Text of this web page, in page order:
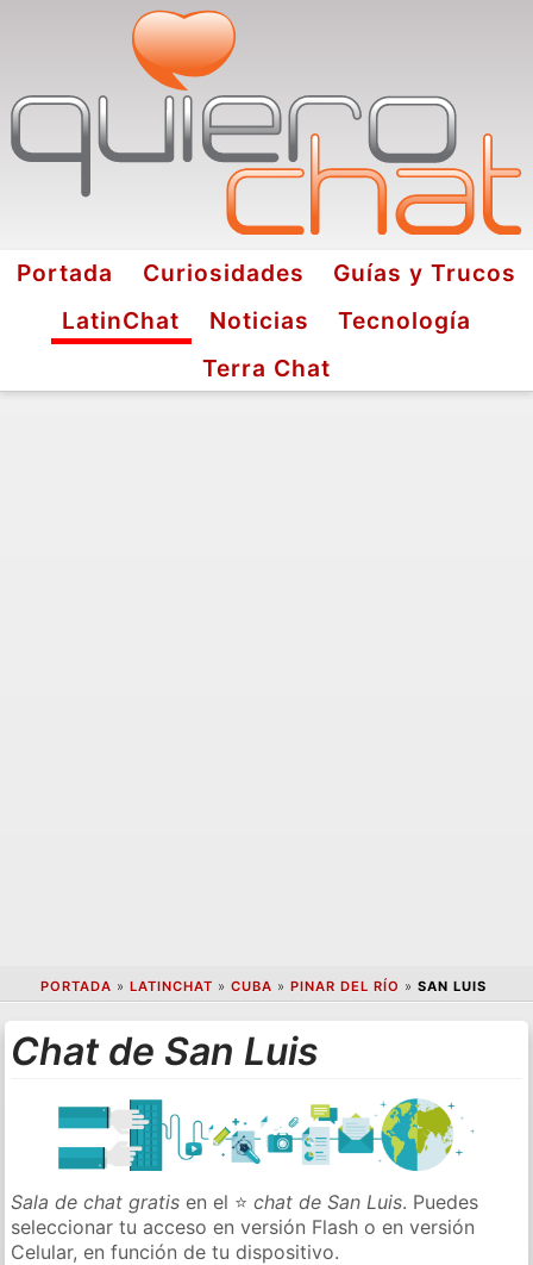
Portada Curiosidades
Guías y Trucos
LatinChat
Noticias
Tecnología
Terra Chat
PORTADA » LATINCHAT » CUBA » PINAR DEL RÍO » SAN LUIS
Chat de San Luis
Sala de chat gratis en el ⭐chat de San Luis. Puedes
seleccionar tu acceso en versión Flash o en versión
Celular, en función de tu dispositivo.